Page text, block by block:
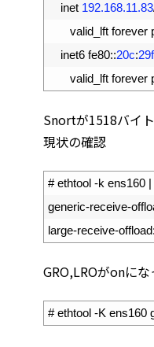
inet 192.168.11.83
valid_lft forever
inet6 fe80::20c:
valid_lft forever
Snortが1518バイ
現状の確認
# ethtool -k ens160
generic-receive-
large-receive-offload:
GRO,LROがonに
# ethtool -K ens160